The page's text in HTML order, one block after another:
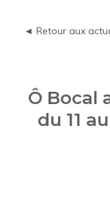
◄ Retour aux
Ô Bocal
du 11